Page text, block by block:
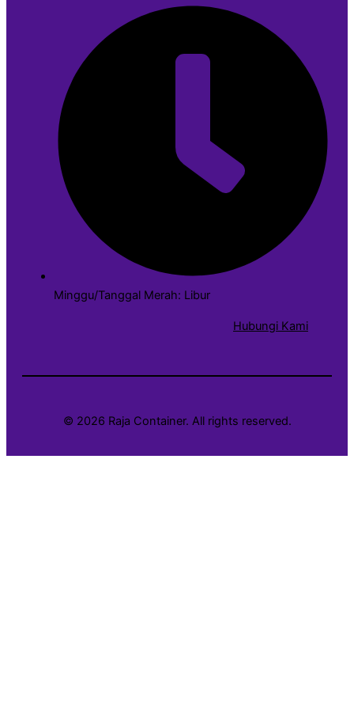
Minggu/Tanggal Merah: Libur
Hubungi Kami
© 2026 Raja Container. All rights reserved.